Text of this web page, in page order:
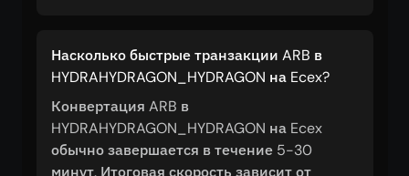
Насколько быстрые транзакции ARB в
HYDRAHYDRAGON_HYDRAGON на Ecex?
Конвертация ARB в
HYDRAHYDRAGON_HYDRAGON на Ecex
обычно завершается в течение 5-30
минут. Итоговая скорость зависит от